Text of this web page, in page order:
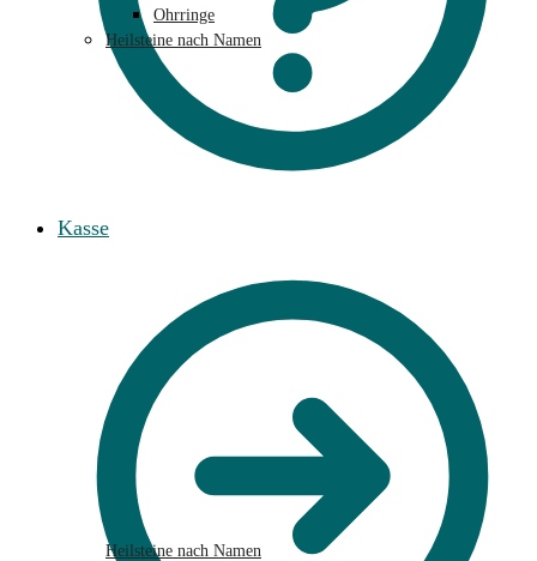
Kasse
Ohrringe
Heilsteine nach Namen
Heilsteine nach Namen